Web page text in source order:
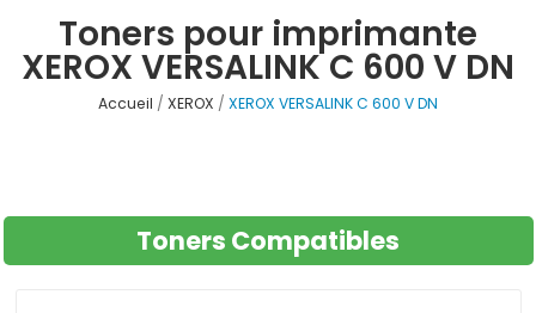
Toners pour imprimante
XEROX VERSALINK C 600 V DN
Accueil XEROX XEROX VERSALINK C 600 V DN
Toners Compatibles